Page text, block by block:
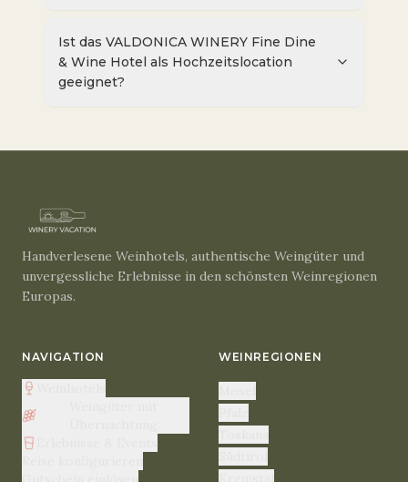
Ist das VALDONICA WINERY Fine Dine
& Wine Hotel als Hochzeitslocation
geeignet?
Handverlesene Weinhotels, authentische Weingüter und
unvergessliche Erlebnisse in den schönsten Weinregionen
Europas.
NAVIGATION WEINREGIONEN